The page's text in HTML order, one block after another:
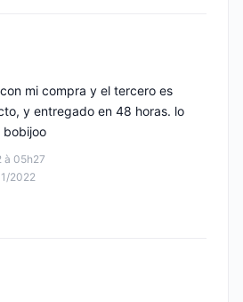
à 05h27
2022
mi compra y el tercero es
y entregado en 48 horas. lo
bobijoo